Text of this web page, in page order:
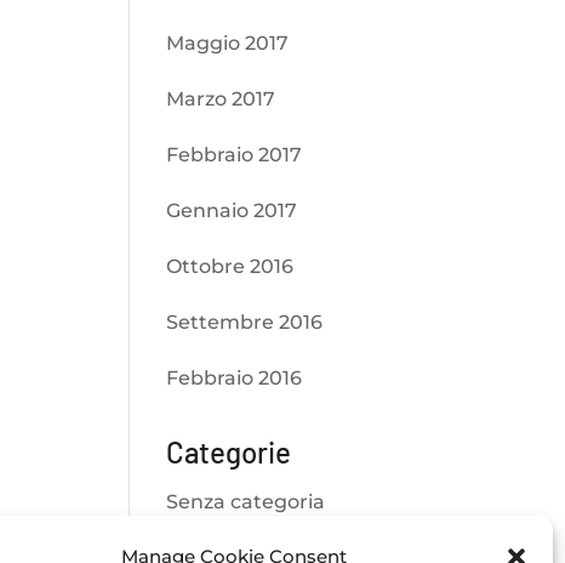
Manage Cookie Consent
Maggio 2017
Marzo 2017
Febbraio 2017
Gennaio 2017
Ottobre 2016
Settembre 2016
Febbraio 2016
Categorie
Senza categoria